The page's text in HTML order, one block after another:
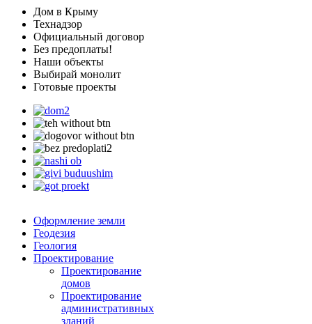
Дом в Крыму
Технадзор
Официальный договор
Без предоплаты!
Наши объекты
Выбирай монолит
Готовые проекты
Оформление земли
Геодезия
Геология
Проектирование
Проектирование
домов
Проектирование
административных
зданий